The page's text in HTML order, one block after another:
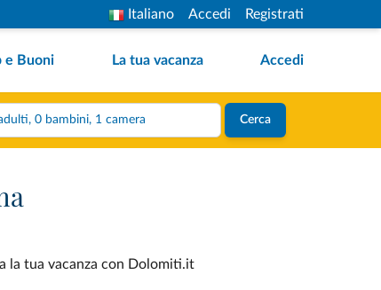
Italiano Accedi Registrati
e Buoni La tua vacanza Accedi
2 adulti, 0 bambini, 1 camera Cerca
la tua vacanza con Dolomiti.it